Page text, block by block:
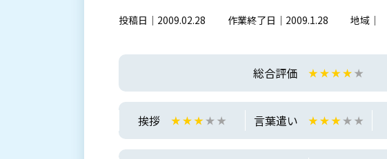
投稿日｜2009.02.28 作業終了日｜2009.1.28 地域｜
総合評価
挨拶 言葉遣い